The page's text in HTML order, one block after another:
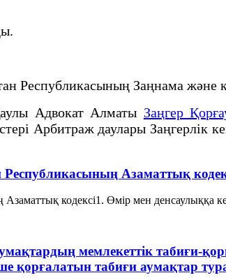
Республикасының Заңнама
Адвокат Алматы Заңгер
Арбитраж даулары Заңгерлік
Республикасының Азаматтық
кодексi1. Өмiр мен денсаулыққа
мемлекеттiк табиғи-
қорғалатын табиғи аумақтар